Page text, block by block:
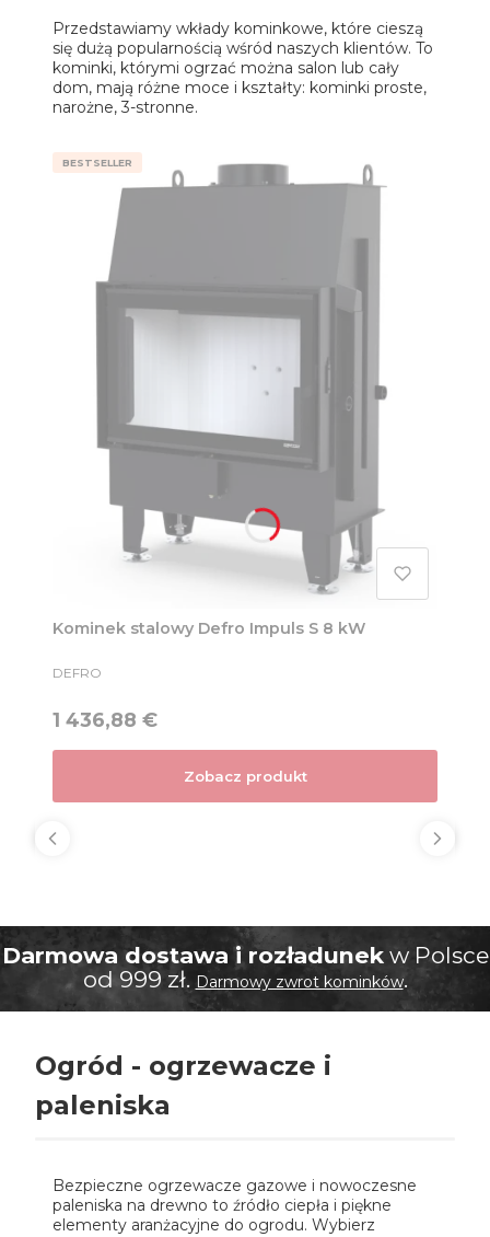
Przedstawiamy wkłady kominkowe, które cieszą
się dużą popularnością wśród naszych klientów. To
kominki, którymi ogrzać można salon lub cały
dom, mają różne moce i kształty: kominki proste,
narożne, 3-stronne.
BESTSELLER
Kominek stalowy Defro Impuls S 8 kW
PRODUCENT
DEFRO
Cena
1 436,88 €
Zobacz produkt
Darmowa dostawa i rozładunekw Polsce
od 999 zł. Darmowy zwrot kominków.
Ogród - ogrzewacze i
paleniska
Bezpieczne ogrzewacze gazowe i nowoczesne
paleniska na drewno to źródło ciepła i piękne
elementy aranżacyjne do ogrodu. Wybierz